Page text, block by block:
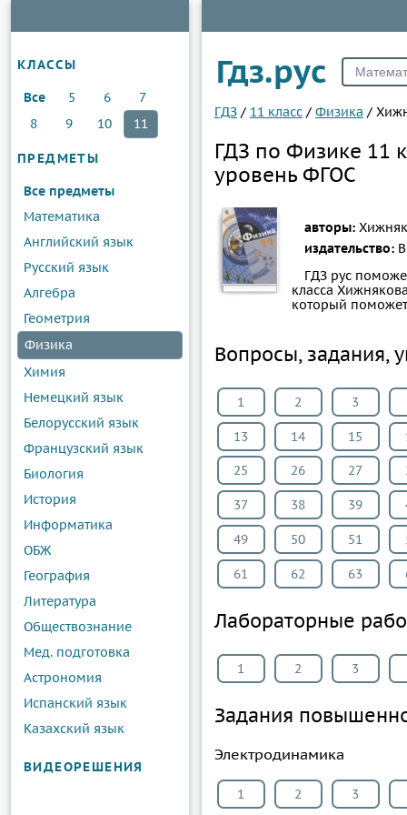
КЛАССЫ
Все
5 6
7
8
9 10 11
ПРЕДМЕТЫ
Все предметы
Математика
Английский язык
Русский язык
Алгебра
Геометрия
Физика
Химия
Немецкий язык
Белорусский язык
Французский язык
Биология
История
Информатика
ОБЖ
География
Литература
Обществознание
Мед. подготовка
Астрономия
Испанский язык
Казахский язык
ВИДЕОРЕШЕНИЯ
Гдз.рус
ГДЗ / 11 класс / Физика /
ГДЗ по Физике 11
уровень ФГОС
авторы:
издательство:
ГДЗ рус
класса
который
Вопросы, задания,
1 2 3
13 14 15
25 26 27
37 38 39
49 50 51
61 62 63
Лабораторные
1 2 3
Задания
Электродинамика
1 2 3